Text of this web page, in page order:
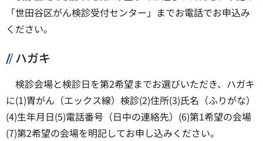
「世田谷区がん検診受付センター」までお電話でお申込み
ください。
ハガキ
検診会場と検診日を第2希望までお選びいただき、ハガキ
に(1)胃がん（エックス線）検診(2)住所(3)氏名（ふりがな）
(4)生年月日(5)電話番号（日中の連絡先）(6)第1希望の会場
(7)第2希望の会場を明記してお申し込みください。